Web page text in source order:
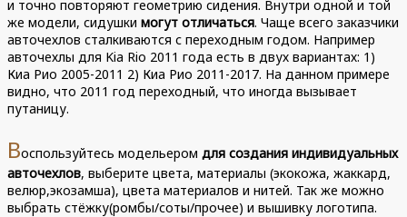
и точно повторяют геометрию сидения. Внутри одной и той
же модели, сидушкимогут отличаться. Чаще всего заказчики
авточехлов сталкиваются с переходным годом. Например
авточехлы для Kia Rio 2011 года есть в двух вариантах: 1)
Киа Рио 2005-2011 2) Киа Рио 2011-2017. На данном примере
видно, что 2011 год переходный, что иногда вызывает
путаницу.
Воспользуйтесь модельеромдля создания индивидуальных
авточехлов, выберите цвета, материалы (экокожа, жаккард,
велюр,экозамша), цвета материалов и нитей. Так же можно
выбрать стёжку(ромбы/соты/прочее) и вышивку логотипа.